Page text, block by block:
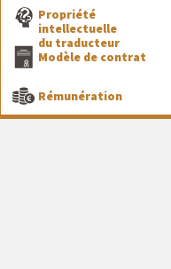
Propriété
intellectuelle
du traducteur
Modèle de contrat
Rémunération